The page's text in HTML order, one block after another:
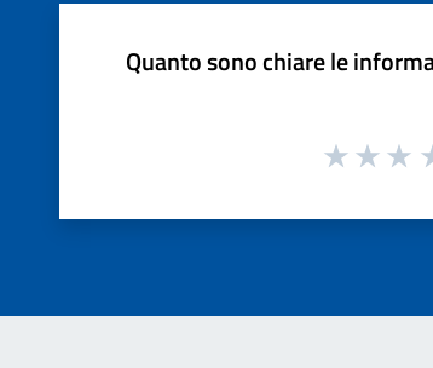
Quanto sono chiare le